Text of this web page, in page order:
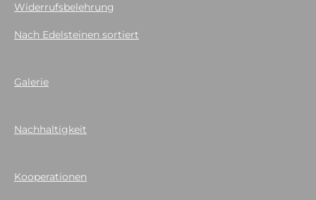
Widerrufsbelehrung
Nach Edelsteinen sortiert
Galerie
Nachhaltigkeit
Kooperationen